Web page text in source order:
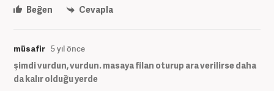
Beğen
Cevapla
müsafir 5 yıl önce
şimdi vurdun, vurdun. masaya filan oturup ara verilirse daha
da kalır olduğu yerde